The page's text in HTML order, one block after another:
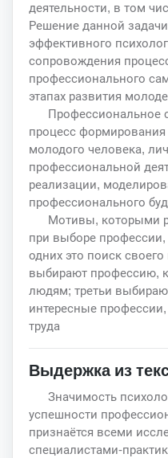
деятельности, в том
Решение данной
эффективного
сопровождения
профессионального
этапах развития
Профессиональное
процесс
молодого человека,
профессиональной
реализации,
профессионального
Мотивы, которыми
при выборе
одних это поиск
выбирают профессию,
людям; третьи
интересные
труда
Выдержка из
Значимость
успешности
признаётся всеми
специалистами-